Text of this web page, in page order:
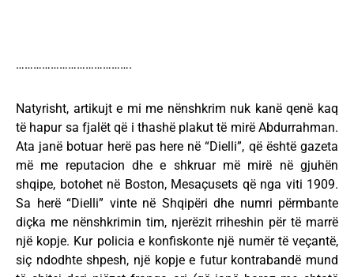
………………………………….
Natyrisht, artikujt e mi me nënshkrim nuk kanë qenë kaq
të hapur sa fjalët që i thashë plakut të mirë Abdurrahman.
Ata janë botuar herë pas here në “Dielli”, që është gazeta
më me reputacion dhe e shkruar më mirë në gjuhën
shqipe, botohet në Boston, Mesaçusets që nga viti 1909.
Sa herë “Dielli” vinte në Shqipëri dhe numri përmbante
diçka me nënshkrimin tim, njerëzit rriheshin për të marrë
një kopje. Kur policia e konfiskonte një numër të veçantë,
siç ndodhte shpesh, një kopje e futur kontrabandë mund